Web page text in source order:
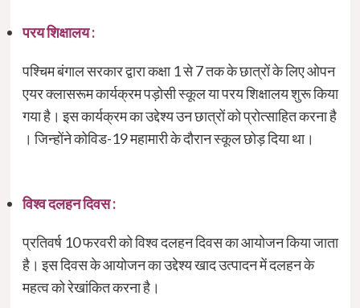
परय शिक्षालय :
पश्चिम बंगाल सरकार द्वारा कक्षा 1 से 7 तक के छात्रों के लिए ओपन
एयर क्लासरूम कार्यक्रम पड़ोसी स्कूल या परय शिक्षालय शुरू किया
गया है। इस कार्यक्रम का उद्देश्य उन छात्रों को प्रोत्साहित करना है
। जिन्होंने कोविड-19 महामारी के दौरान स्कूल छोड़ दिया था।
विश्व दलहन दिवस :
प्रतिवर्ष 10 फरवरी को विश्व दलहन दिवस का आयोजन किया जाता
है। इस दिवस के आयोजन का उद्देश्य खाद उत्पादन में दलहन के
महत्व को रेखांकित करना है।